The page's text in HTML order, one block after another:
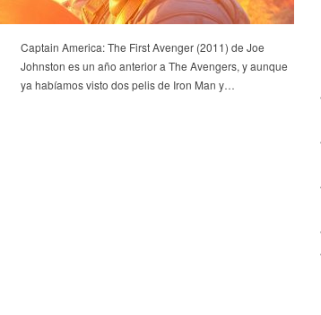
Captain America: The First Avenger (2011) de Joe
Johnston es un año anterior a The Avengers, y aunque
ya habíamos visto dos pelis de Iron Man y…